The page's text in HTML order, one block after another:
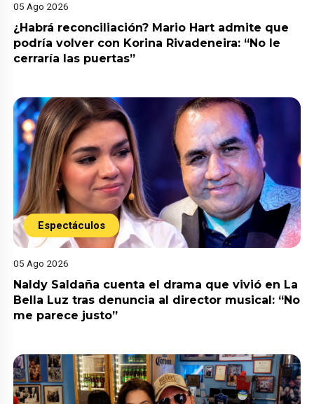
05 Ago 2026
¿Habrá reconciliación? Mario Hart admite que
podría volver con Korina Rivadeneira: “No le
cerraría las puertas”
Espectáculos
05 Ago 2026
Naldy Saldaña cuenta el drama que vivió en La
Bella Luz tras denuncia al director musical: “No
me parece justo”